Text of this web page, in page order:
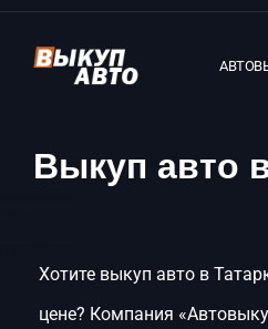
Выкуп авто
Хотите выкуп авто в
цене? Компания